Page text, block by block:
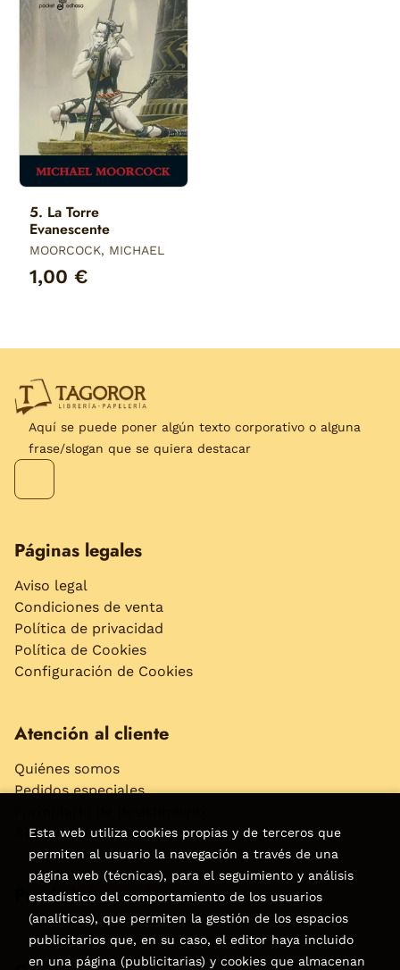
5. La Torre
Evanescente
MOORCOCK, MICHAEL
1,00 €
Aquí se puede poner algún texto corporativo o alguna
frase/slogan que se quiera destacar
Páginas legales
Aviso legal
Condiciones de venta
Política de privacidad
Política de Cookies
Configuración de Cookies
Atención al cliente
Quiénes somos
Pedidos especiales
Accesibilidad
Puede interesarte
Esta web utiliza cookies propias y de terceros que
permiten al usuario la navegación a través de una
página web (técnicas), para el seguimiento y análisis
estadístico del comportamiento de los usuarios
(analíticas), que permiten la gestión de los espacios
publicitarios que, en su caso, el editor haya incluido
en una página (publicitarias) y cookies que almacenan